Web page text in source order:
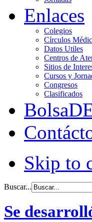
Enlaces
Colegios
Círculos
Datos Utiles
Centros de
Sitios de
Cursos y
Congresos
Clasificados
Bolsa
Skip to
Buscar...
Se